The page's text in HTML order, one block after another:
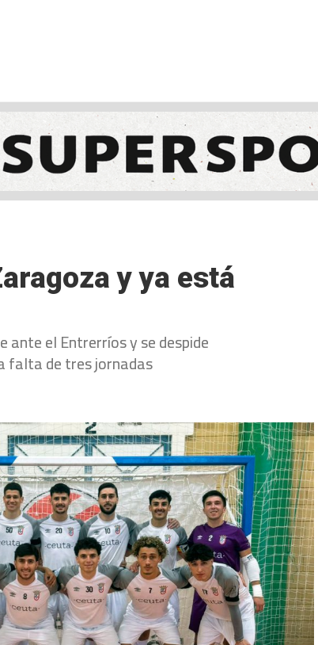
y ya está
ante el Entrerríos y se despide
falta de tres jornadas